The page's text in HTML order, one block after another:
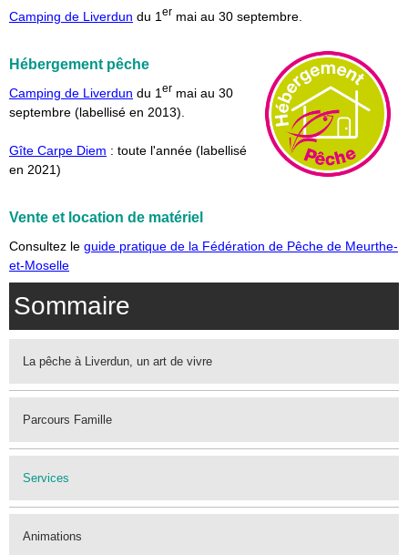
Camping de Liverdun du 1 er mai au 30 septembre.
Hébergement pêche
Camping de Liverdun du 1 er mai au 30
septembre (labellisé en 2013).
Gîte Carpe Diem : toute l'année (labellisé
en 2021)
Vente et location de matériel
Consultez le guide pratique de la Fédération de Pêche de Meurthe-
et-Moselle
Sommaire
La pêche à Liverdun, un art de vivre
Parcours Famille
Services
Animations